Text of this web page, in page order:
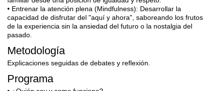
• Entrenar la atención plena (Mindfulness): Desarrollar la
capacidad de disfrutar del "aquí y ahora", saboreando los frutos
de la experiencia sin la ansiedad del futuro o la nostalgia del
pasado.
Metodología
Explicaciones seguidas de debates y reflexión.
Programa